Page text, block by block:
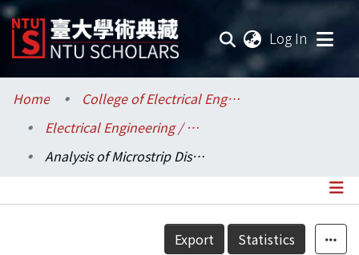
Log In
Communities & Collections
Research Outputs
Home
College of Electrical Engineering and Computer Science / 電機資訊學院
Electrical Engineering / 電機工程學系
Analysis of Microstrip Discontinuities by Waveguide Model Approach
Details
Export Statistics